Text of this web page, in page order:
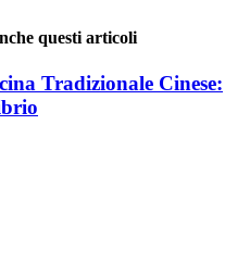
questi articoli
Tradizionale Cinese: